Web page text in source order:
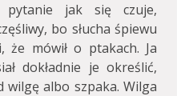
jak się czuje,
bo słucha śpiewu
że mówił o ptakach. Ja
dokładnie je określić,
wilgę albo szpaka. Wilga